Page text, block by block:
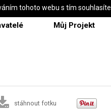
Můj Projekt
stáhnout fotku
tohoto webu s tím souhlasíte.